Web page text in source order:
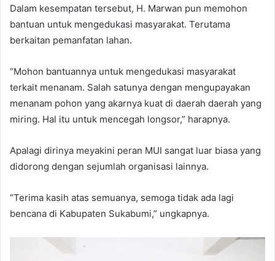
Dalam kesempatan tersebut, H. Marwan pun memohon
bantuan untuk mengedukasi masyarakat. Terutama
berkaitan pemanfatan lahan.
“Mohon bantuannya untuk mengedukasi masyarakat
terkait menanam. Salah satunya dengan mengupayakan
menanam pohon yang akarnya kuat di daerah daerah yang
miring. Hal itu untuk mencegah longsor,” harapnya.
Apalagi dirinya meyakini peran MUI sangat luar biasa yang
didorong dengan sejumlah organisasi lainnya.
“Terima kasih atas semuanya, semoga tidak ada lagi
bencana di Kabupaten Sukabumi,” ungkapnya.